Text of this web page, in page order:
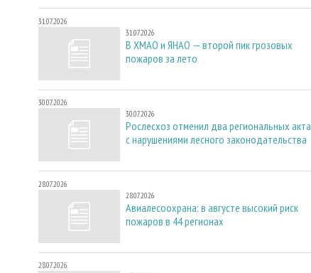
31.07.2026
31.07.2026
В ХМАО и ЯНАО — второй пик грозовых
пожаров за лето
30.07.2026
30.07.2026
Рослесхоз отменил два региональных акта
с нарушениями лесного законодательства
28.07.2026
28.07.2026
Авиалесоохрана: в августе высокий риск
пожаров в 44 регионах
28.07.2026